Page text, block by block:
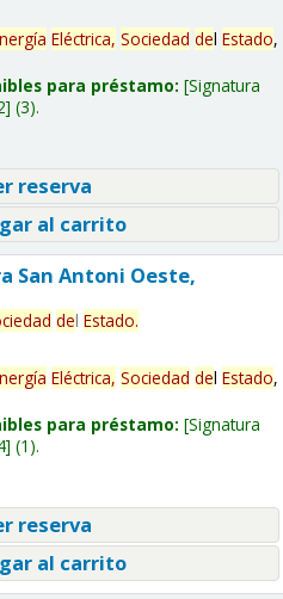
Eléctrica, Sociedad del Estado,
para préstamo: Signatura
(3).
reserva
al carrito
San Antoni Oeste,
del Estado.
Eléctrica, Sociedad del Estado,
para préstamo: Signatura
(1).
reserva
al carrito